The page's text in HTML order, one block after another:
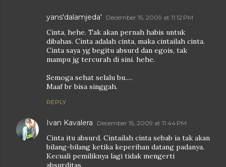
yans'dalamjeda' December 15, 2009 at 11:12 PM
Cinta, hehe. Tak akan pernah habis untuk
dibahas. Cinta adalah cinta, maka cintailah cinta.
Cinta saya yg begitu absurd dan egois, tak
mampu jg tercurah di sini. hehe.
Semoga sehat selalu bu.....
Maaf br bisa singgah.
REPLY
Ivan Kavalera December 15, 2009 at 11:44 PM
Cinta itu absurd. Cintailah cinta sebab ia tak akan
bilang-bilang ketika keperihan datang padanya.
Kecuali pemiliknya lagi tidak mengerti
absurditas.